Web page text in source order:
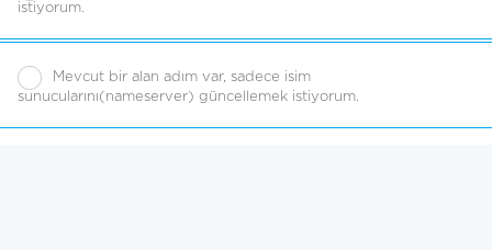
istiyorum.
Mevcut bir alan adım var, sadece isim
sunucularını(nameserver) güncellemek istiyorum.